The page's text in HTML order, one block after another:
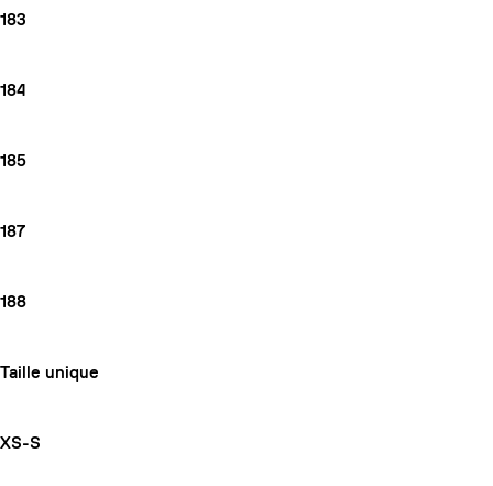
183
184
185
187
188
Taille unique
XS-S